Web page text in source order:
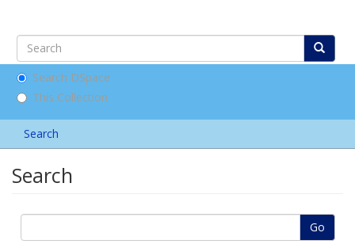
Search DSpace
This Collection
Search
Search
Go